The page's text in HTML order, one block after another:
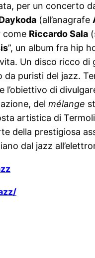
per un concerto
(all’anagrafe
come Riccardo Sala
”, un album fra hip
Un disco ricco
puristi del jazz.
di
del mélange
artistica di
della prestigiosa
dal jazz